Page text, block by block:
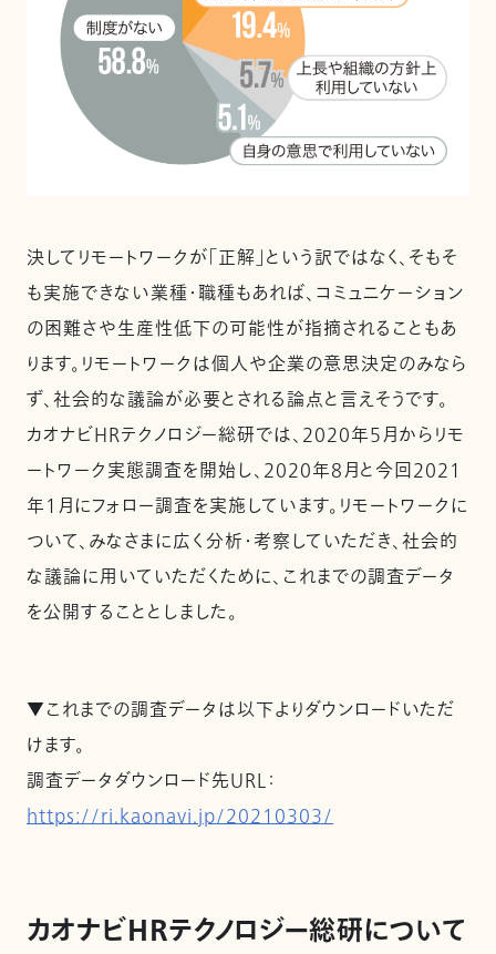
決してリモートワークが「正解」という訳ではなく、そもそ
も実施できない業種・職種もあれば、コミュニケーション
の困難さや生産性低下の可能性が指摘されることもあ
ります。リモートワークは個人や企業の意思決定のみなら
ず、社会的な議論が必要とされる論点と言えそうです。
カオナビHRテクノロジー総研では、2020年５月からリモ
ートワーク実態調査を開始し、2020年8月と今回2021
年1月にフォロー調査を実施しています。リモートワークに
ついて、みなさまに広く分析・考察していただき、社会的
な議論に用いていただくために、これまでの調査データ
を公開することとしました。
▼これまでの調査データは以下よりダウンロードいただ
けます。
調査データダウンロード先URL：
https://ri.kaonavi.jp/20210303/
カオナビHRテクノロジー総研について